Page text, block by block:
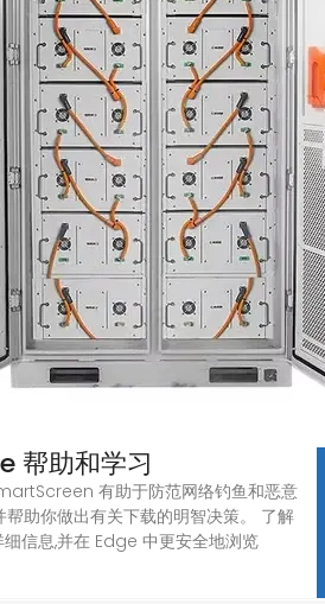
帮助和学习
有助于防范网络钓鱼和恶意
帮助你做出有关下载的明智决策。 了解
信息,并在 Edge 中更安全地浏览